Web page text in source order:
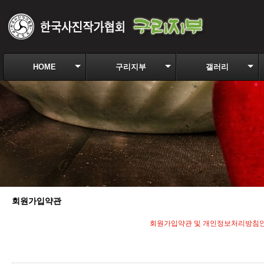
HOME 구리지부 갤러리
회원가입약관
회원가입약관 및 개인정보처리방침